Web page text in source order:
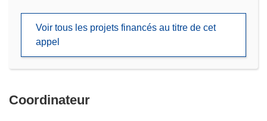
nouvelle
fenêtre)
Voir tous les projets financés au titre de cet
appel
Coordinateur